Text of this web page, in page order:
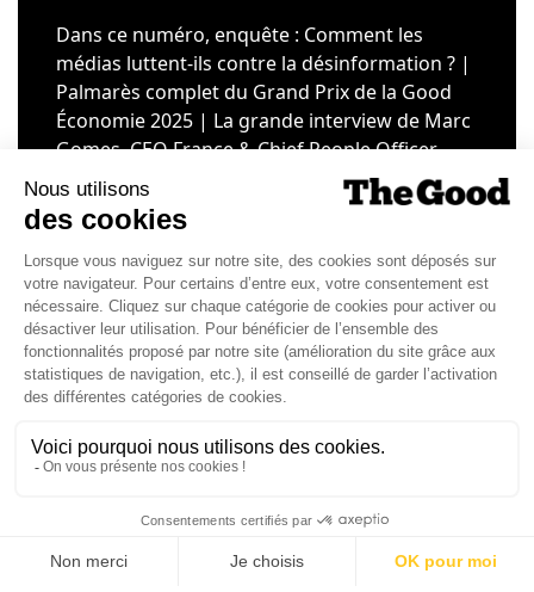
Dans ce numéro, enquête : Comment les
médias luttent-ils contre la désinformation ? |
Palmarès complet du Grand Prix de la Good
Économie 2025 | La grande interview de Marc
Gomes, CEO France & Chief People Officer
EMEA chez The Adecco Group
J'ACHÈTE LE NUMÉRO
JE M'ABONNE 1 AN - 4 NUM.
JE DÉCOUVRE LES NUMÉROS PRÉCÉDENTS
Je suis déjà abonné(e) :je consulte la revue en
version digitale